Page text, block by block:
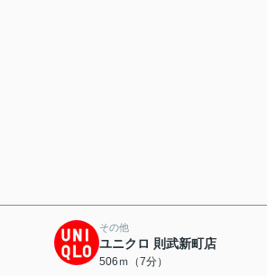
その他
ユニクロ 則武新町店
506ｍ（7分）